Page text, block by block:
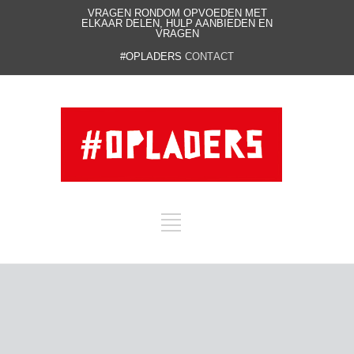
VRAGEN RONDOM OPVOEDEN MET
ELKAAR DELEN, HULP AANBIEDEN EN
VRAGEN
#OPLADERS CONTACT